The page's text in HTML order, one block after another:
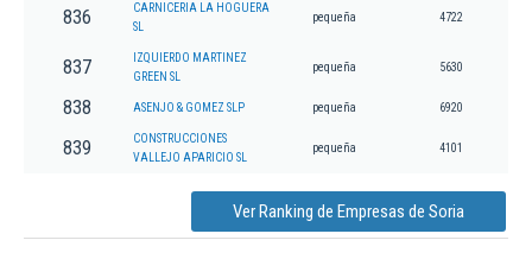
836
CARNICERIA LA HOGUERA
SL
pequeña 4722
837
IZQUIERDO MARTINEZ
GREEN SL
pequeña 5630
838 ASENJO & GOMEZ SLP pequeña 6920
839
CONSTRUCCIONES
VALLEJO APARICIO SL
pequeña 4101
Ver Ranking de Empresas de Soria